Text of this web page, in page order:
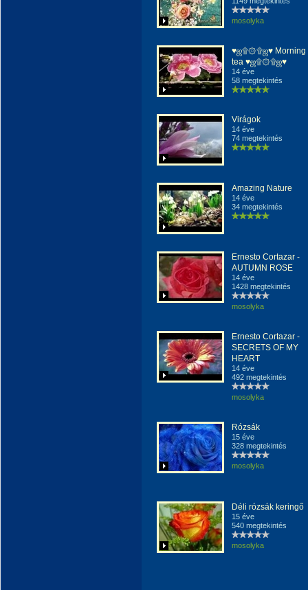
mosolyka
♥ஜ۩۞۩ஜ♥ Morning
tea ♥ஜ۩۞۩ஜ♥
14 éve
58 megtekintés
Virágok
14 éve
74 megtekintés
Amazing Nature
14 éve
34 megtekintés
Ernesto Cortazar -
AUTUMN ROSE
14 éve
1428 megtekintés
mosolyka
Ernesto Cortazar -
SECRETS OF MY
HEART
14 éve
492 megtekintés
mosolyka
Rózsák
15 éve
328 megtekintés
mosolyka
Déli rózsák keringő
15 éve
540 megtekintés
mosolyka